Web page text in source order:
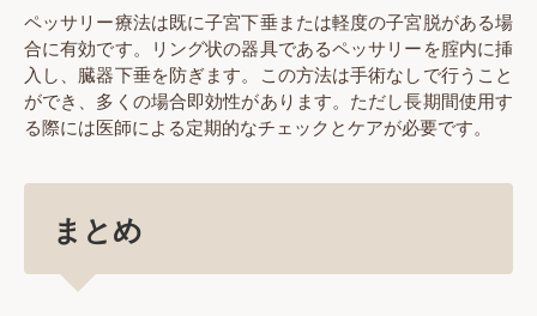
ペッサリー療法は既に子宮下垂または軽度の子宮脱がある場
合に有効です。リング状の器具であるペッサリーを腟内に挿
入し、臓器下垂を防ぎます。この方法は手術なしで行うこと
ができ、多くの場合即効性があります。ただし長期間使用す
る際には医師による定期的なチェックとケアが必要です。
まとめ